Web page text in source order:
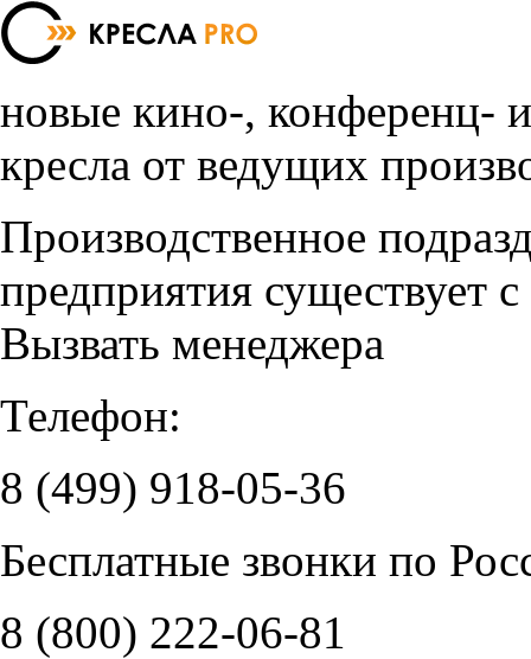
новые кино-, конференц-
кресла от ведущих
Производственное
предприятия существует
Вызвать менеджера
Телефон:
8 (499) 918-05-36
Бесплатные звонки по
8 (800) 222-06-81